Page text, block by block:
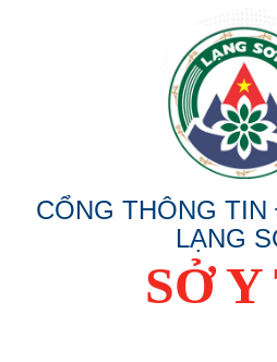
CỔNG THÔNG
LẠNG
SỞ